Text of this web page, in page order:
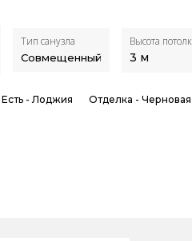
Тип санузла
Совмещенный
Высота
3 м
Есть -Лоджия Отделка - Черновая